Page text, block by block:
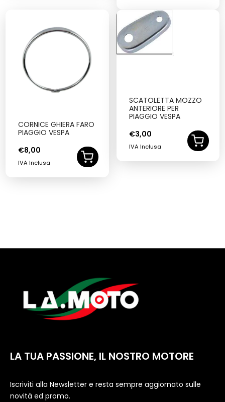
CORNICE GHIERA FARO
PIAGGIO VESPA
€8,00
IVA Inclusa
SCATOLETTA MOZZO
ANTERIORE PER
PIAGGIO VESPA
€3,00
IVA Inclusa
LA TUA PASSIONE, IL NOSTRO MOTORE
Iscriviti alla Newsletter e resta sempre aggiornato sulle
novità ed promo.